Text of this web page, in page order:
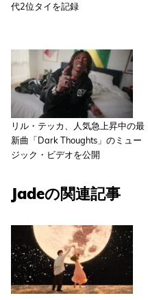
代2位タイを記録
リル・テッカ、人気急上昇中の最
新曲「Dark Thoughts」のミュー
ジック・ビデオを公開
Jadeの関連記事